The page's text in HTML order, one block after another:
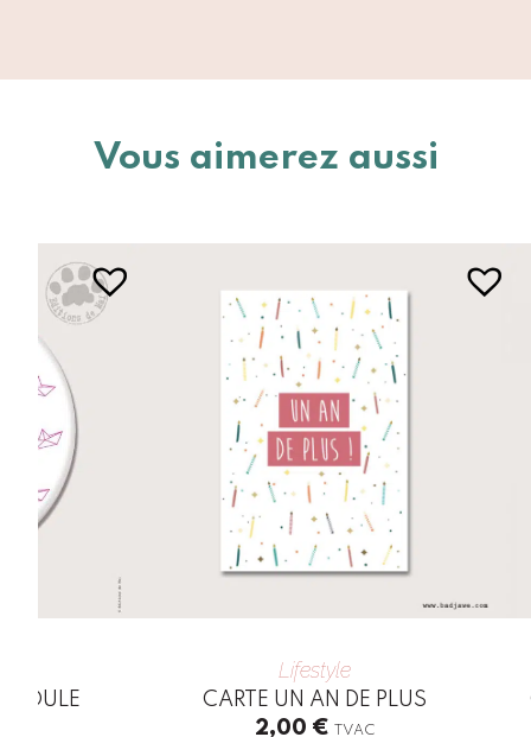
Vous aimerez aussi
POULE
Lifestyle
CARTE UN AN DE PLUS
2,00 € TVAC